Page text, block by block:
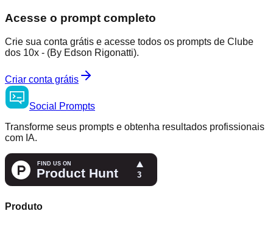
Acesse o prompt completo
Crie sua conta grátis e acesse todos os prompts de Clube
dos 10x - (By Edson Rigonatti).
Criar conta grátis
Social
Prompts
Transforme seus prompts e obtenha resultados profissionais
com IA.
Produto